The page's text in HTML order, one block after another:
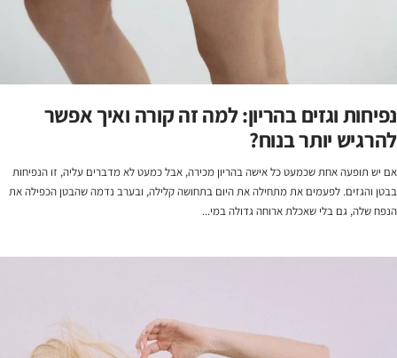
נפיחות וגזים בהריון: למה זה קורה ואיך אפשר
להרגיש יותר בנוח?
אם יש תופעה אחת שכמעט כל אישה בהריון מכירה, אבל כמעט לא מדברים עליה, זו הנפיחות
בבטן והגזים. לפעמים את מתחילה את היום בתחושה קלילה, ובערב נדמה שהבטן הכפילה את
הנפח שלה, גם בלי שאכלת ארוחה גדולה במי...